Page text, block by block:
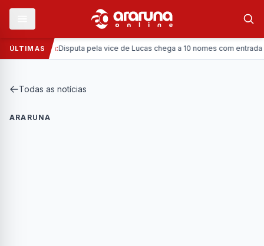
ÚLTIMAS
Política: Disputa pela vice de Lucas chega a 10 nomes com entrada
Todas as notícias
ARARUNA